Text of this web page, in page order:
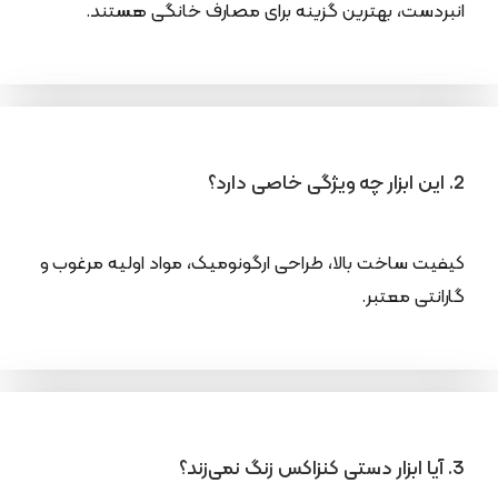
انبردست، بهترین گزینه برای مصارف خانگی هستند.
2. این ابزار چه ویژگی خاصی دارد؟
کیفیت ساخت بالا، طراحی ارگونومیک، مواد اولیه مرغوب و
گارانتی معتبر.
3. آیا ابزار دستی کنزاکس زنگ نمی‌زند؟